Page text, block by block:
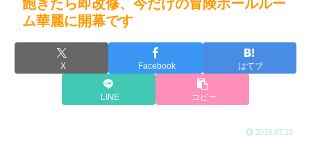
飽きたら即改修、今だけの冒険ボールルー
ム華麗に開幕です
X Facebook はてブ
LINE コピー
2019.07.10